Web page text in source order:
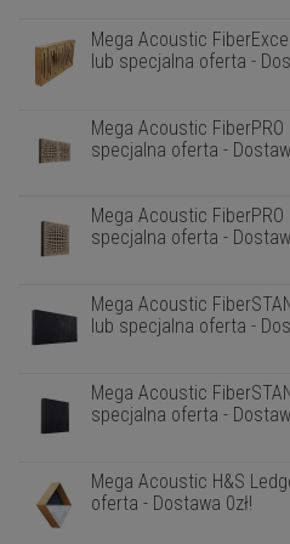
Mega Acoustic
lub specjalna oferta -
Mega Acoustic
specjalna oferta -
Mega Acoustic
specjalna oferta -
Mega Acoustic
lub specjalna oferta -
Mega Acoustic
specjalna oferta -
Mega Acoustic H&S
oferta - Dostawa 0zł!